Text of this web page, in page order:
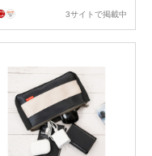
3サイトで掲載中